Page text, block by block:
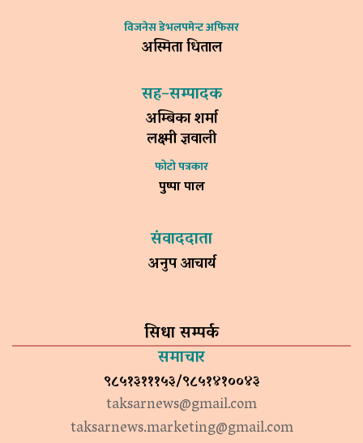
विजनेस डेभलपमेन्ट अफिसर
अस्मिता धिताल
सह–सम्पादक
अम्बिका शर्मा
लक्ष्मी ज्ञवाली
फोटो पत्रकार
पुष्पा पाल
संवाददाता
अनुप आचार्य
सिधा सम्पर्क
समाचार
९८५१३१११५३/९८५१४१००४३
taksarnews@gmail.com
taksarnews.marketing@gmail.com